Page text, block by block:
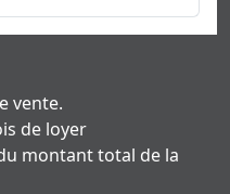
vente.
de loyer
montant total de la